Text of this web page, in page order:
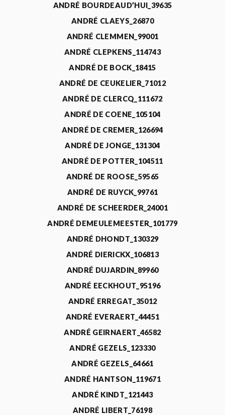
ANDRÉ BOURDEAUD’HUI_39635
ANDRÉ CLAEYS_26870
ANDRÉ CLEMMEN_99001
ANDRÉ CLEPKENS_114743
ANDRÉ DE BOCK_18415
ANDRÉ DE CEUKELIER_71012
ANDRÉ DE CLERCQ_111672
ANDRÉ DE COENE_105104
ANDRÉ DE CREMER_126694
ANDRÉ DE JONGE_131304
ANDRÉ DE POTTER_104511
ANDRÉ DE ROOSE_59565
ANDRÉ DE RUYCK_99761
ANDRÉ DE SCHEERDER_24001
ANDRÉ DEMEULEMEESTER_101779
ANDRÉ DHONDT_130329
ANDRÉ DIERICKX_106813
ANDRÉ DUJARDIN_89960
ANDRÉ EECKHOUT_95196
ANDRÉ ERREGAT_35012
ANDRÉ EVERAERT_44451
ANDRÉ GEIRNAERT_46582
ANDRÉ GEZELS_123330
ANDRÉ GEZELS_64661
ANDRÉ HANTSON_119671
ANDRÉ KINDT_121443
ANDRÉ LIBERT_76198